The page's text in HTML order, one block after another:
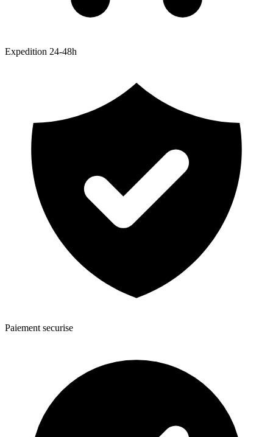
Expedition 24-48h
Paiement securise